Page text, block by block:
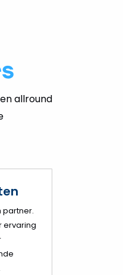
allround
partner.
ervaring